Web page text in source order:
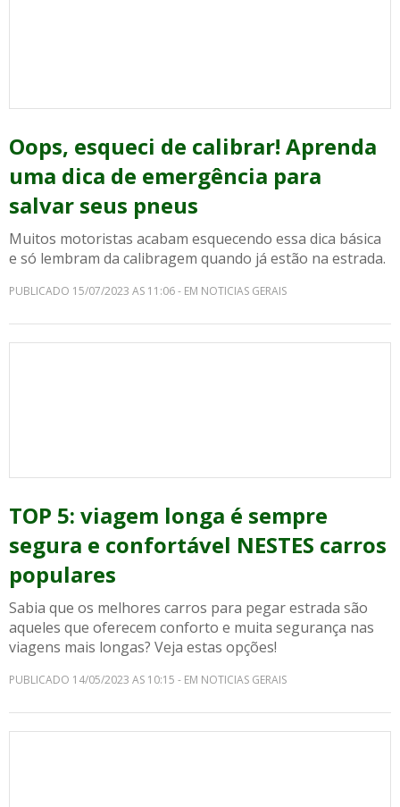
Oops, esqueci de calibrar! Aprenda
uma dica de emergência para
salvar seus pneus
Muitos motoristas acabam esquecendo essa dica básica
e só lembram da calibragem quando já estão na estrada.
PUBLICADO 15/07/2023 AS 11:06 - EM NOTICIAS GERAIS
TOP 5: viagem longa é sempre
segura e confortável NESTES carros
populares
Sabia que os melhores carros para pegar estrada são
aqueles que oferecem conforto e muita segurança nas
viagens mais longas? Veja estas opções!
PUBLICADO 14/05/2023 AS 10:15 - EM NOTICIAS GERAIS